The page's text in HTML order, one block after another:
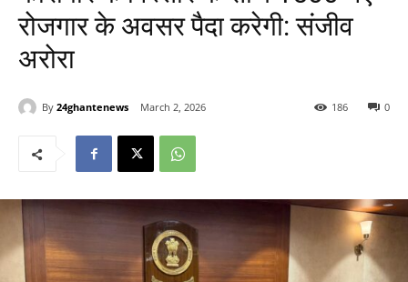
रोजगार के अवसर पैदा करेगी: संजीव
अरोरा
By 24ghantenews March 2, 2026 0
186